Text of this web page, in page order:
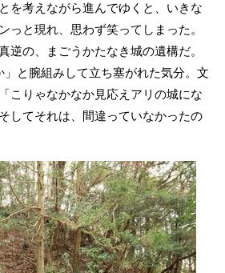
を考えながら進んでゆくと、いきな
っと現れ、思わず笑ってしまった。
逆の、まごうかたなき城の遺構だ。
」と腕組みして立ち塞がれた気分。文
こりゃなかなか見応えアリの城にな
してそれは、間違っていなかったの